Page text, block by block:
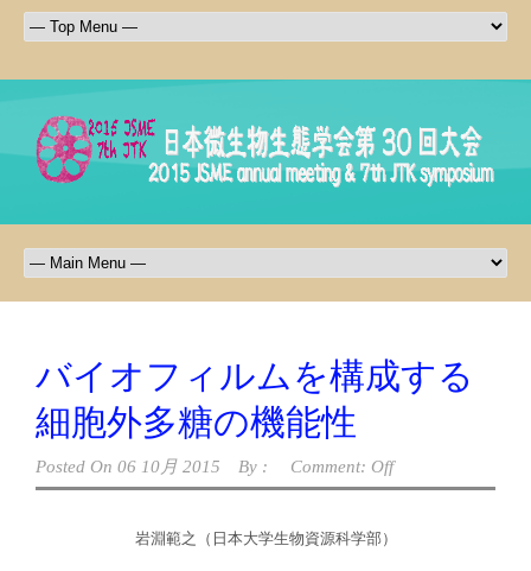
バイオフィルムを構成する
細胞外多糖の機能性
Posted On 06 10月 2015 By : Comment: Off
岩淵範之（日本大学生物資源科学部）